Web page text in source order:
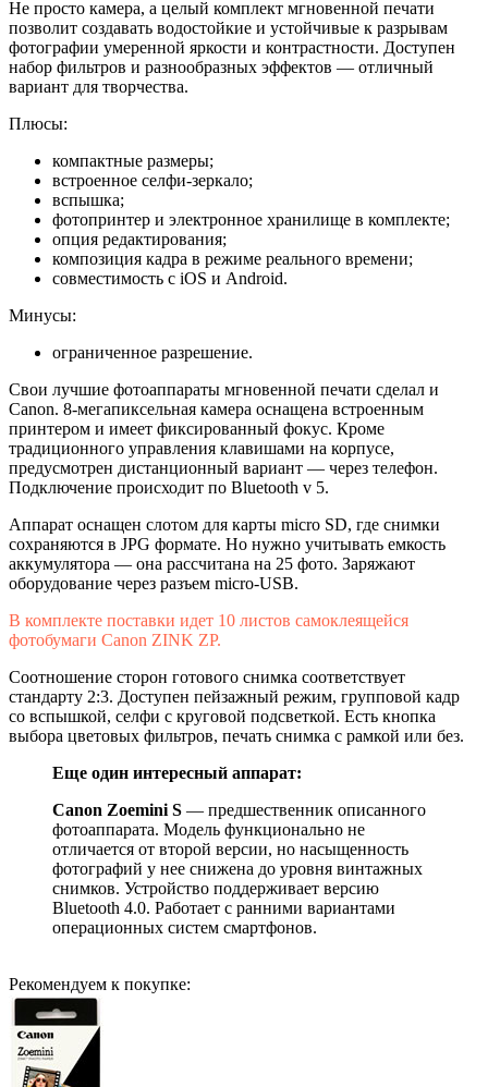
Не просто камера, а целый комплект мгновенной печати
позволит создавать водостойкие и устойчивые к разрывам
фотографии умеренной яркости и контрастности. Доступен
набор фильтров и разнообразных эффектов — отличный
вариант для творчества.
Плюсы:
компактные размеры;
встроенное селфи-зеркало;
вспышка;
фотопринтер и электронное хранилище в комплекте;
опция редактирования;
композиция кадра в режиме реального времени;
совместимость с iOS и Android.
Минусы:
ограниченное разрешение.
Свои лучшие фотоаппараты мгновенной печати сделал и
Canon. 8-мегапиксельная камера оснащена встроенным
принтером и имеет фиксированный фокус. Кроме
традиционного управления клавишами на корпусе,
предусмотрен дистанционный вариант — через телефон.
Подключение происходит по Bluetooth v 5.
Аппарат оснащен слотом для карты micro SD, где снимки
сохраняются в JPG формате. Но нужно учитывать емкость
аккумулятора — она рассчитана на 25 фото. Заряжают
оборудование через разъем micro-USB.
В комплекте поставки идет 10 листов самоклеящейся
фотобумаги Canon ZINK ZP.
Соотношение сторон готового снимка соответствует
стандарту 2:3. Доступен пейзажный режим, групповой кадр
со вспышкой, селфи с круговой подсветкой. Есть кнопка
выбора цветовых фильтров, печать снимка с рамкой или без.
Еще один интересный аппарат:
Canon Zoemini S — предшественник описанного
фотоаппарата. Модель функционально не
отличается от второй версии, но насыщенность
фотографий у нее снижена до уровня винтажных
снимков. Устройство поддерживает версию
Bluetooth 4.0. Работает с ранними вариантами
операционных систем смартфонов.
Рекомендуем к покупке: